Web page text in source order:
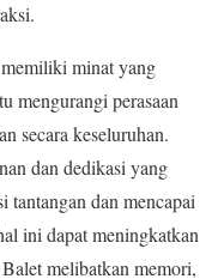
minat yang
mengurangi perasaan
secara keseluruhan.
dan dedikasi yang
tantangan dan mencapai
ini dapat meningkatkan
melibatkan memori,